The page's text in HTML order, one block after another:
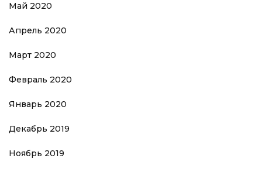
Май 2020
Апрель 2020
Март 2020
Февраль 2020
Январь 2020
Декабрь 2019
Ноябрь 2019